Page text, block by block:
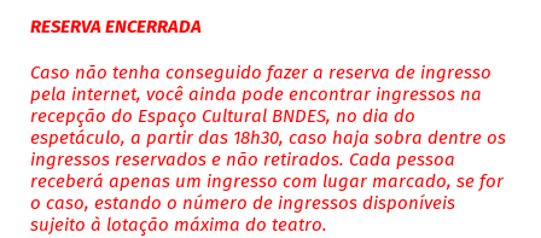
RESERVA ENCERRADA
Caso não tenha conseguido fazer a reserva de ingresso
pela internet, você ainda pode encontrar ingressos na
recepção do Espaço Cultural BNDES, no dia do
espetáculo, a partir das 18h30, caso haja sobra dentre os
ingressos reservados e não retirados. Cada pessoa
receberá apenas um ingresso com lugar marcado, se for
o caso, estando o número de ingressos disponíveis
sujeito à lotação máxima do teatro.